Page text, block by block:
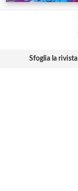
Sfoglia la rivista